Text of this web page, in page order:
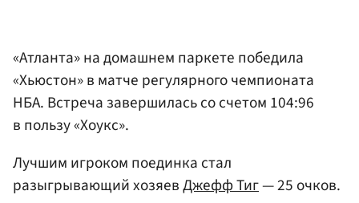
«Атланта» на домашнем паркете победила
«Хьюстон» в матче регулярного чемпионата
НБА. Встреча завершилась со счетом 104:96
в пользу «Хоукс».
Лучшим игроком поединка стал
разыгрывающий хозяевДжефф Тиг— 25 очков.